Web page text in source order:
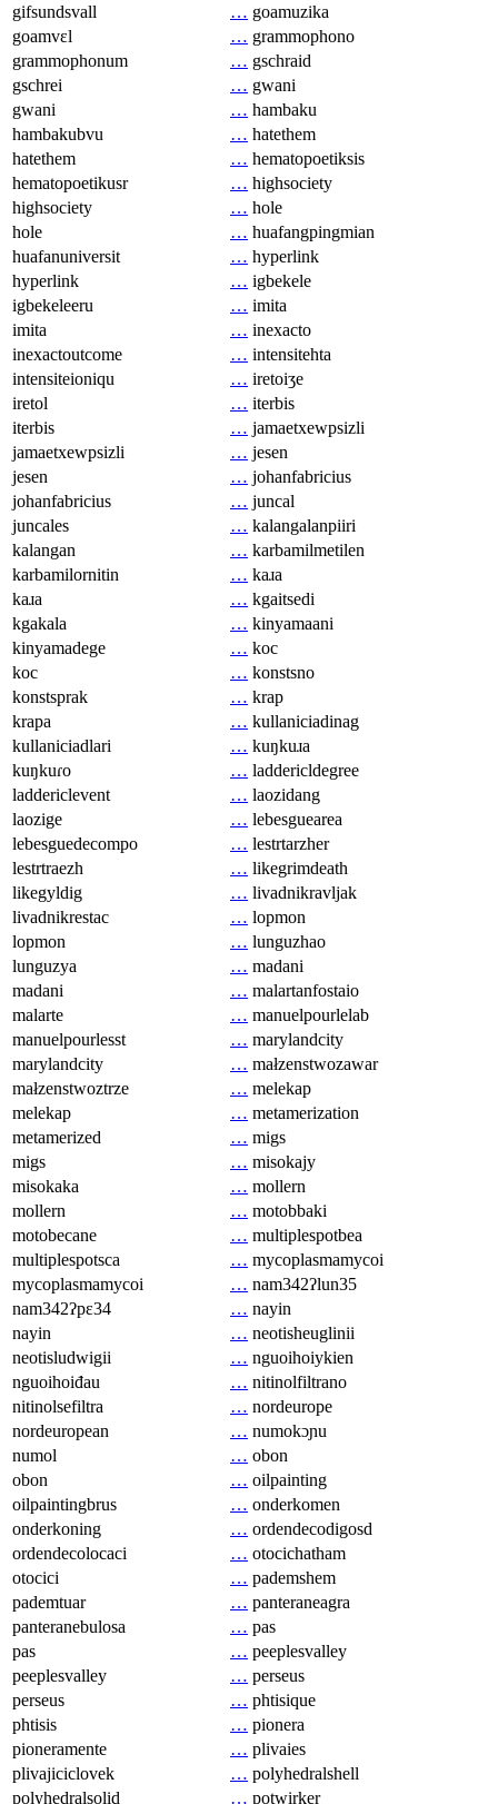
gifsundsvall
… goamuzika
goamvɛl
… grammophono
grammophonum
… gschraid
gschrei
… gwani
gwani
… hambaku
hambakubvu
… hatethem
hatethem
… hematopoetiksis
hematopoetikusr
… highsociety
highsociety
… hole
hole
… huafangpingmian
huafanuniversit
… hyperlink
hyperlink
… igbekele
igbekeleeru
… imita
imita
… inexacto
inexactoutcome
… intensitehta
intensiteioniqu
… iretoiʒe
iretol
… iterbis
iterbis
… jamaetxewpsizli
jamaetxewpsizli
… jesen
jesen
… johanfabricius
johanfabricius
… juncal
juncales
… kalangalanpiiri
kalangan
… karbamilmetilen
karbamilornitin
… kaɹa
kaɹa
… kgaitsedi
kgakala
… kinyamaani
kinyamadege
… koc
koc
… konstsno
konstsprak
… krap
krapa
… kullaniciadinag
kullaniciadlari
… kuŋkuɹa
kuŋkuɾo
… laddericldegree
laddericlevent
… laozidang
laozige
… lebesguearea
lebesguedecompo
… lestrtarzher
lestrtraezh
… likegrimdeath
likegyldig
… livadnikravljak
livadnikrestac
… lopmon
lopmon
… lunguzhao
lunguzya
… madani
madani
… malartanfostaio
malarte
… manuelpourlelab
manuelpourlesst
… marylandcity
marylandcity
… małzenstwozawar
małzenstwoztrze
… melekap
melekap
… metamerization
metamerized
… migs
migs
… misokajy
misokaka
… mollern
mollern
… motobbaki
motobecane
… multiplespotbea
multiplespotsca
… mycoplasmamycoi
mycoplasmamycoi
… nam342ʔlun35
nam342ʔpɛ34
… nayin
nayin
… neotisheuglinii
neotisludwigii
… nguoihoiykien
nguoihoiđau
… nitinolfiltrano
nitinolsefiltra
… nordeurope
nordeuropean
… numokɔɲu
numol
… obon
obon
… oilpainting
oilpaintingbrus
… onderkomen
onderkoning
… ordendecodigosd
ordendecolocaci
… otocichatham
otocici
… pademshem
pademtuar
… panteraneagra
panteranebulosa
… pas
pas
… peeplesvalley
peeplesvalley
… perseus
perseus
… phtisique
phtisis
… pionera
pioneramente
… plivaies
plivajiciclovek
… polyhedralshell
polyhedralsolid
… potwirker